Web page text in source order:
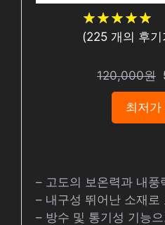
★★★★★
★★★★★
(225개의 후기
120,000원
최저가
– 고도의 보온력과 내풍
– 내구성 뛰어난 소재로
– 방수 및 통기성 기능